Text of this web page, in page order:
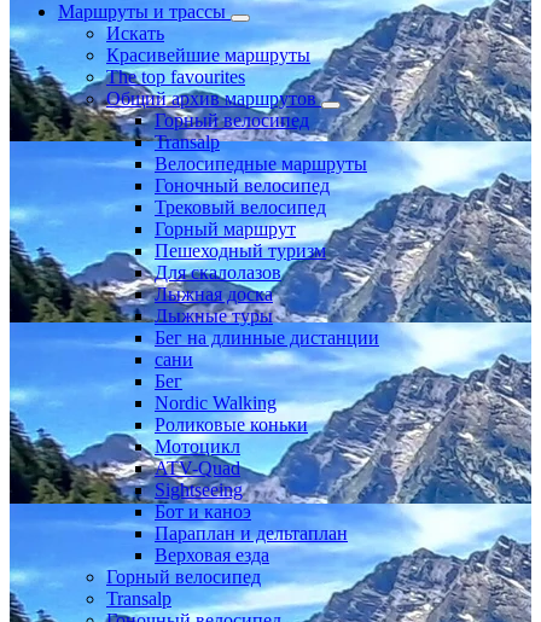
Маршруты и трассы
Искать
Красивейшие маршруты
The top favourites
Общий архив маршрутов
Горный велосипед
Transalp
Велосипедные маршруты
Гоночный велосипед
Трековый велосипед
Горный маршрут
Пешеходный туризм
Для скалолазов
Лыжная доска
Лыжные туры
Бег на длинные дистанции
сани
Бег
Nordic Walking
Роликовые коньки
Мотоцикл
ATV-Quad
Sightseeing
Бот и каноэ
Параплан и дельтаплан
Верховая езда
Горный велосипед
Transalp